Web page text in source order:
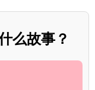
么故事？